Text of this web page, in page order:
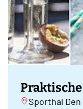
Sporthal